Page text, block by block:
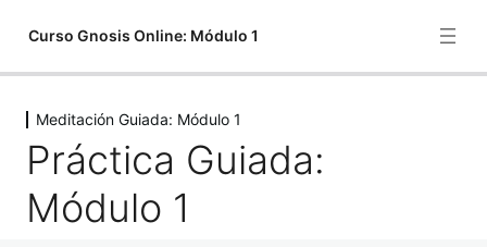
Curso Gnosis Online: Módulo 1
Presentación del Curso
1 lección
Módulo 1
3 lecciones
Meditación Guiada: Módulo 1
Práctica Guiada:
Módulo 1